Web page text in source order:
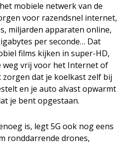
mobiele netwerk van de
voor razendsnel internet,
miljarden apparaten online,
per seconde… Dat
films kijken in super-HD,
weg vrij voor het Internet of
dat je koelkast zelf bij
en je auto alvast opwarmt
je bent opgestaan.
is, legt 5G ook nog eens
ronddarrende drones,